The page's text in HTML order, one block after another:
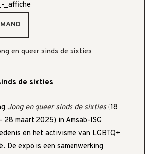
_affiche
en queer sinds de sixties
de sixties
Jong en queer sinds de sixties(18
28 maart 2025) in Amsab-ISG
en het activisme van LGBTQ+
De expo is een samenwerking